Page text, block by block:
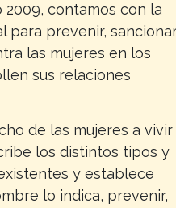
2009, contamos con la
para prevenir,
las mujeres en los
sus relaciones
de las mujeres a vivir
los distintos tipos y
y establece
lo indica, prevenir,